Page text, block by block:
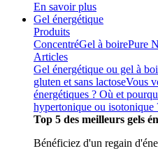
En savoir plus
Gel énergétique
Produits
ConcentréGel à boirePure
Articles
Gel énergétique ou gel à
gluten et sans lactoseVous
énergétiques ? Où et
hypertonique ou isotonique
Top 5 des meilleurs gels
Bénéficiez d'un regain